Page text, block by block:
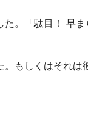
。「駄目！ 早
もしくはそれは